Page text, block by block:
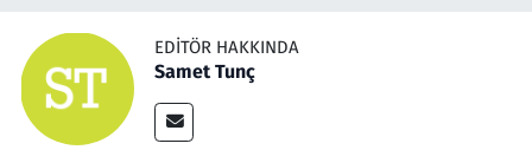
EDITÖR HAKKINDA
Samet Tunç